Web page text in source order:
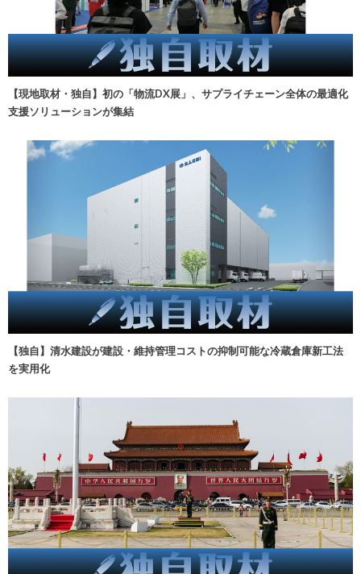
【現地取材・独自】初の「物流DX展」、サプライチェーン全体の最適化
支援ソリューションが集結
【独自】清水建設が建設・維持管理コストの抑制可能な冷蔵倉庫新工法
を実用化